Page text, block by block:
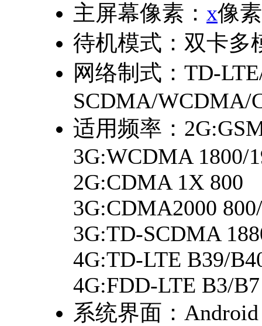
主屏幕像素： x像素
待机模式： 双卡多
网络制式： TD-
SCDMA/WCDMA/
适用频率：
3G:WCDMA 1800/
2G:CDMA 1X 800
3G:CDMA2000
3G:TD-SCDMA
4G:TD-LTE B39/
4G:FDD-LTE B3/B7
系统界面：